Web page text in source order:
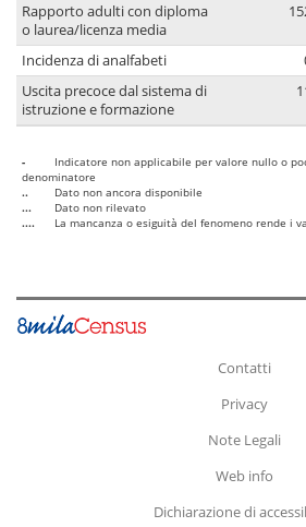
Rapporto adulti con diploma
o laurea/licenza media
Incidenza di analfabeti
Uscita precoce dal sistema di
istruzione e formazione
-
Indicatore non applicabile per valore nullo o
denominatore
..
Dato non ancora disponibile
...
Dato non rilevato
....
La mancanza o esiguità del fenomeno rende i
Contatti
Privacy
Note Legali
Web info
Dichiarazione di